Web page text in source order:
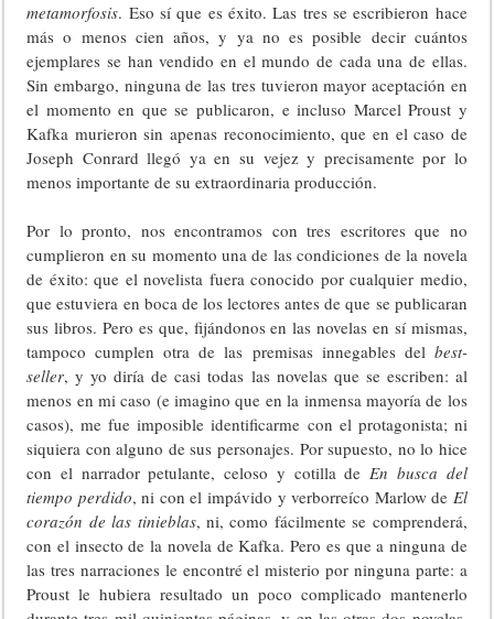
metamorfosis. Eso sí que es éxito. Las tres se escribieron hace
más o menos cien años, y ya no es posible decir cuántos
ejemplares se han vendido en el mundo de cada una de ellas.
Sin embargo, ninguna de las tres tuvieron mayor aceptación en
el momento en que se publicaron, e incluso Marcel Proust y
Kafka murieron sin apenas reconocimiento, que en el caso de
Joseph Conrard llegó ya en su vejez y precisamente por lo
menos importante de su extraordinaria producción.
Por lo pronto, nos encontramos con tres escritores que no
cumplieron en su momento una de las condiciones de la novela
de éxito: que el novelista fuera conocido por cualquier medio,
que estuviera en boca de los lectores antes de que se publicaran
sus libros. Pero es que, fijándonos en las novelas en sí mismas,
tampoco cumplen otra de las premisas innegables del best-
seller, y yo diría de casi todas las novelas que se escriben: al
menos en mi caso (e imagino que en la inmensa mayoría de los
casos), me fue imposible identificarme con el protagonista; ni
siquiera con alguno de sus personajes. Por supuesto, no lo hice
con el narrador petulante, celoso y cotilla deEn busca del
tiempo perdido, ni con el impávido y verborreíco Marlow de El
corazón de las tinieblas, ni, como fácilmente se comprenderá,
con el insecto de la novela de Kafka. Pero es que a ninguna de
las tres narraciones le encontré el misterio por ninguna parte: a
Proust le hubiera resultado un poco complicado mantenerlo